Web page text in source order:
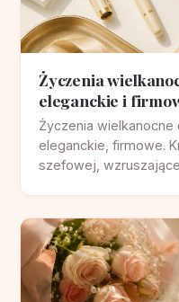
Życzenia
eleganckie i
Życzenia
eleganckie, firmowe.
szefowej, wzruszające